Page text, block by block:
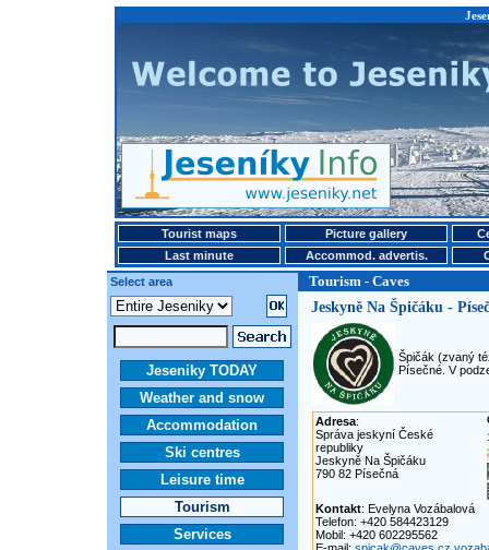
Tourist maps Picture gallery
Last minute
Accommod. advertis.
Select area
Tourism - Caves
Jeseniky TODAY
Weather and snow
Accommodation
Ski centres
Leisure time
Tourism
Services
Jeskyně Na Špičáku -
Špičák (zvaný
Písečné. V
Adresa:
Správa jeskyní České
republiky
Jeskyně Na Špičáku
790 82 Písečná
Kontakt: Evelyna Vozábalová
Telefon: +420 584423129
Mobil: +420 602295562